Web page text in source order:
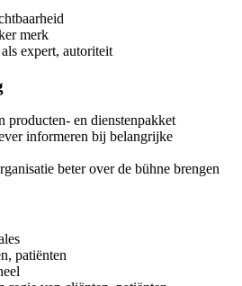
merk
expert, autoriteit
producten- en dienstenpakket
informeren bij belangrijke
beter over de bühne brengen
patiënten